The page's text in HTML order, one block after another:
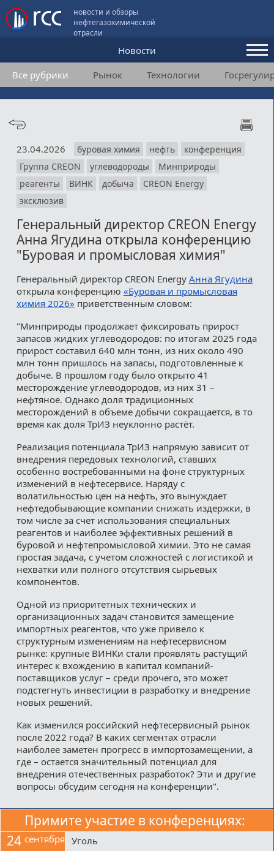
новости и обзоры
нефтегазохимической
отрасли
Новости
Аналитика и мнения
Конференции
Подписка
Медиакит
Контакты
Все рубрики Рынок Технологии
23.04.2026 буровая химия нефть
конференция
Группа CREON
углеводороды
Минприроды
реагенты
ВИНК добыча
CREON Energy
эксклюзив
Генеральный директор CREON Energy
Анна Ягудина открыла конференцию
"Буровая и промысловая химия"
Генеральный директор CREON Energy Анна Ягудина
открыла конференцию «Буровая и промысловая
химия 2026» приветственным словом:
"Минприроды продолжает фиксировать прирост
запасов жидких углеводородов: по итогам 2025 года
прирост составил 640 млн тонн, из них около 490
млн тонн пришлось на запасы, подготовленные к
добыче. В прошлом году было открыто 41
месторождение углеводородов, из них 31 –
нефтяное. Однако доля традиционных
месторождений в объеме добычи сокращается, в то
время как доля ТрИЗ неуклонно растёт.
Реализация потенциала ТрИЗ напрямую зависит от
внедрения передовых технологий, ставших
особенно востребованными на фоне структурных
изменений в нефтесервисе. Наряду с
волатильностью цен на нефть, это вынуждает
нефтедобывающие компании снижать издержки, в
том числе за счет использования специальных
реагентов и наиболее эффективных решений в
буровой и нефтепромысловой химии. Это не самая
простая задача, с учетом сложностей с логистикой и
нехватки или полного отсутствия сырьевых
компонентов.
Одной из приоритетных технических и
организационных задач становится замещение
импортных реагентов, что уже привело к
структурным изменениям на нефтесервисном
рынке: крупные ВИНКи стали проявлять растущий
интерес к вхождению в капитал компаний-
поставщиков услуг – среди прочего, это может
подстегнуть инвестиции в разработку и внедрение
новых решений.
Как изменился российский нефтесервисный рынок
после 2022 года? В каких сегментах отрасли
наиболее заметен прогресс в импортозамещении, а
где – остается значительный потенциал для
внедрения отечественных разработок? Эти и другие
вопросы обсудим сегодня на конференции".
Примите участие в конференциях:
24 сентября Уголь